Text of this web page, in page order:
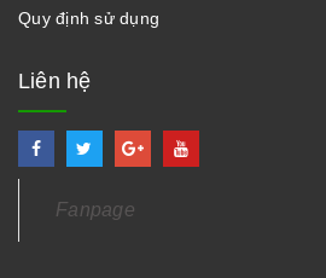
Quy định sử dụng
Liên hệ
Fanpage